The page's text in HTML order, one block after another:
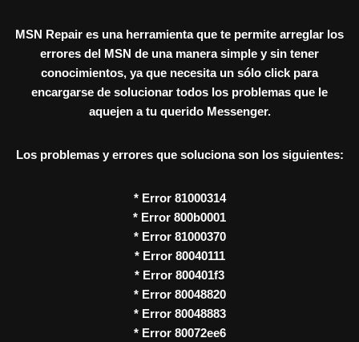
MSN Repair es una herramienta que te permite arreglar los
errores del MSN de una manera simple y sin tener
conocimientos, ya que necesita un sólo click para
encargarse de solucionar todos los problemas que le
aquejen a tu querido Messenger.
Los problemas y errores que soluciona son los siguientes:
* Error 81000314
* Error 800b0001
* Error 81000370
* Error 80040111
* Error 800401f3
* Error 80048820
* Error 80048883
* Error 80072ee6